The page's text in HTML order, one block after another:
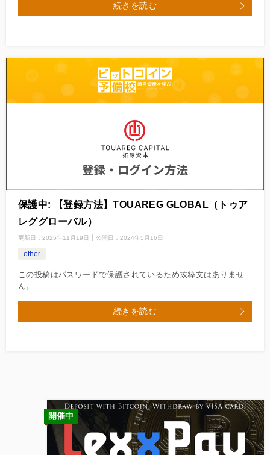
続きを読む
保護中: 【登録方法】TOUAREG GLOBAL（トゥア
レググローバル）
更新日： 2025年11月19日 公開日： 2024年5月16日
other
この投稿はパスワードで保護されているため抜粋文はありませ
ん。
続きを読む
開催中